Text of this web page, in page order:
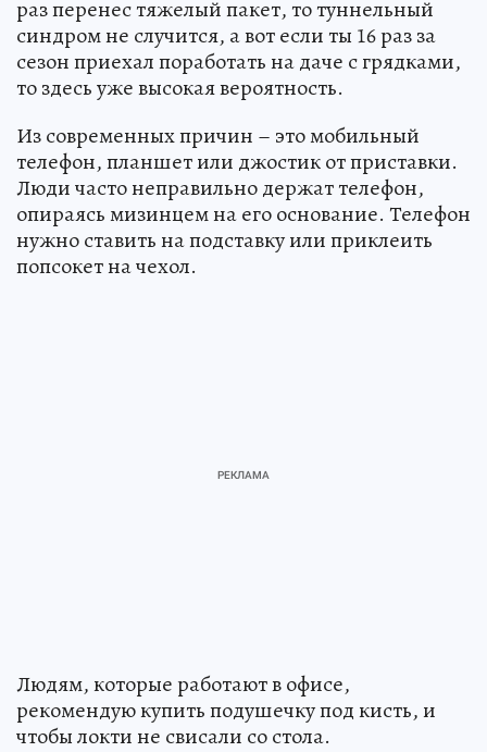
раз перенес тяжелый пакет, то туннельный
синдром не случится, а вот если ты 16 раз за
сезон приехал поработать на даче с грядками,
то здесь уже высокая вероятность.
Из современных причин – это мобильный
телефон, планшет или джостик от приставки.
Люди часто неправильно держат телефон,
опираясь мизинцем на его основание. Телефон
нужно ставить на подставку или приклеить
попсокет на чехол.
Людям, которые работают в офисе,
рекомендую купить подушечку под кисть, и
чтобы локти не свисали со стола.